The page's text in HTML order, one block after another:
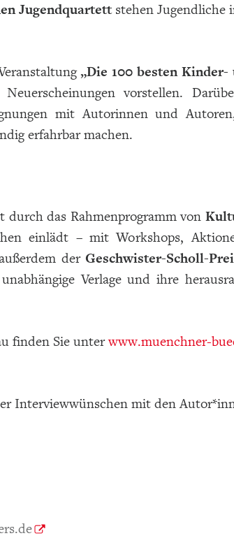
Jugendquartett stehen
„Die 100 besten Kinder-
vorstellen.
mit Autorinnen und
erfahrbar machen.
das Rahmenprogramm von
einlädt – mit Workshops,
derGeschwister-Scholl-
Verlage und ihre
finden Sie unterwww.muenchner-
Interviewwünschen mit den